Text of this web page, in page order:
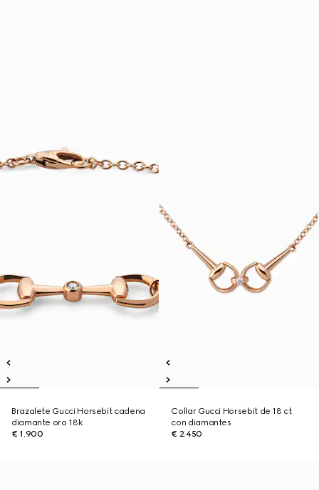
Brazalete Gucci Horsebit cadena
diamante oro 18k
€ 1.900
Collar Gucci Horsebit de 18 ct
con diamantes
€ 2.450